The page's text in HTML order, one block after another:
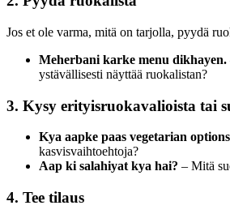
Jos et ole varma, mitä on tarjolla, pyydä
Meherbani karke menu dikhayen.
ystävällisesti näyttää ruokalistan?
3. Kysy erityisruokavalioista tai
Kya aapke paas vegetarian
kasvisvaihtoehtoja?
Aap ki salahiyat kya hai? – Mitä
4. Tee tilaus